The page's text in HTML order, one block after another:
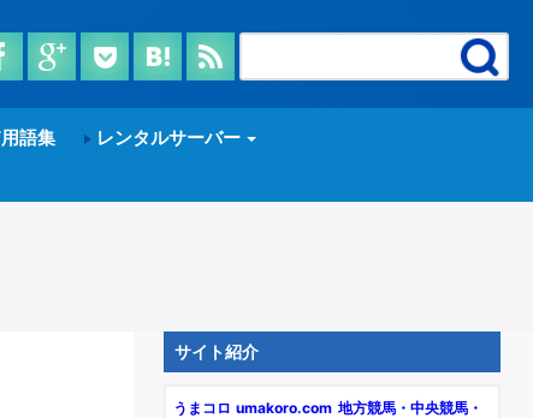
語集
レンタルサーバー
サイト紹介
うまコロ umakoro.com 地方競馬・中央競馬・